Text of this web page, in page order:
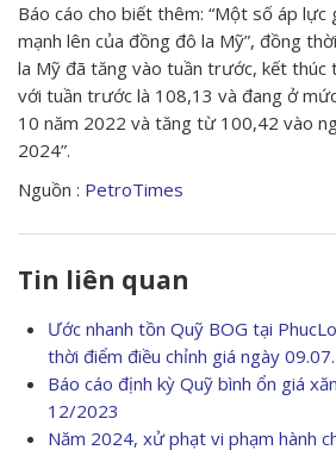
Báo cáo cho biết thêm: “Một số áp
mạnh lên của đồng đô la Mỹ”, đồng
la Mỹ đã tăng vào tuần trước, kết thúc
với tuần trước là 108,13 và đang ở
10 năm 2022 và tăng từ 100,42 vào
2024”.
Nguồn : PetroTimes
Tin liên quan
Ước nhanh tồn Quỹ BOG tại
thời điểm điều chỉnh giá ngày
Báo cáo định kỳ Quỹ bình ổn giá
12/2023
Năm 2024, xử phạt vi phạm hành